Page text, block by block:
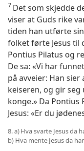
7 Det som skjedde
viser at Guds rike
tiden han utførte
folket førte Jesus til
Pontius Pilatus og
De sa: «Vi har
på avveier: Han
keiseren, og gir
konge.» Da
Jesus: «Er du
8. a) Hva svarte Jesus da
b) Hva mente Jesus da